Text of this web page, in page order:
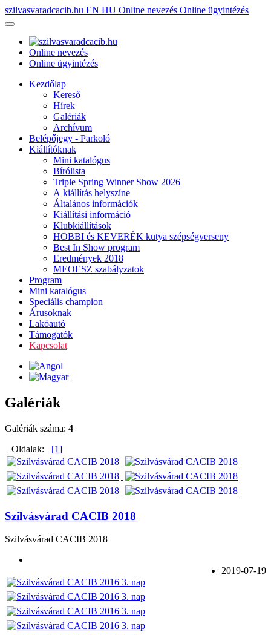
szilvasvaradcacib.hu EN HU Online nevezés Online ügyintézés
Online nevezés
Online ügyintézés
Kezdőlap
Kereső
Hírek
Galériák
Archívum
Belépőjegy - Parkoló
Kiállítóknak
Mini katalógus
Bírólista
Triple Spring Winner Show 2026
A kiállítás helyszíne
Általános információk
Kiállítási információ
Klubkiállítások
HOBBI és KEVERÉK kutya szépségverseny
Best In Show program
Eredmények 2018
MEOESZ szabályzatok
Program
Mini katalógus
Speciális champion
Árusoknak
Lakóautó
Támogatók
Kapcsolat
Galériák
Galériák száma: 4
| Oldalak: [1]
Szilvásvárad CACIB 2018
Szilvásvárad CACIB 2018
2019-07-19